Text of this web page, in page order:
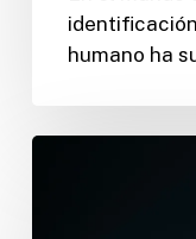
humano ha